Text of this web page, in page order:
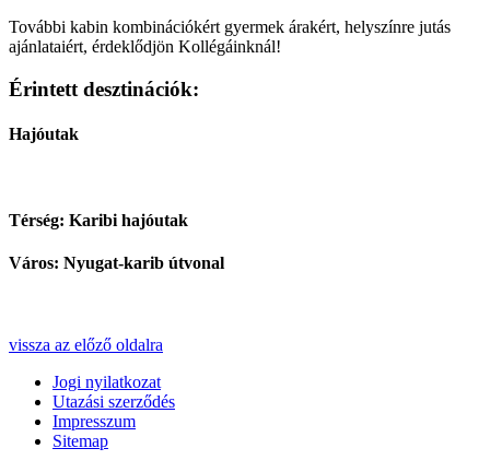
További kabin kombinációkért gyermek árakért, helyszínre jutás
ajánlataiért, érdeklődjön Kollégáinknál!
Érintett desztinációk:
Hajóutak
Térség: Karibi hajóutak
Város: Nyugat-karib útvonal
vissza az előző oldalra
Jogi nyilatkozat
Utazási szerződés
Impresszum
Sitemap